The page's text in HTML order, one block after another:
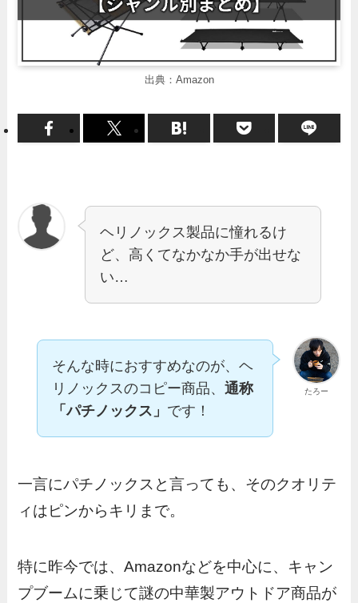
出典：Amazon
ヘリノックス製品に憧れるけ
ど、高くてなかなか手が出せな
い…
たろー
そんな時におすすめなのが、ヘ
リノックスのコピー商品、通称
「パチノックス」 です！
一言にパチノックスと言っても、そのクオリテ
ィはピンからキリまで。
特に昨今では、Amazonなどを中心に、キャン
プブームに乗じて謎の中華製アウトドア商品が